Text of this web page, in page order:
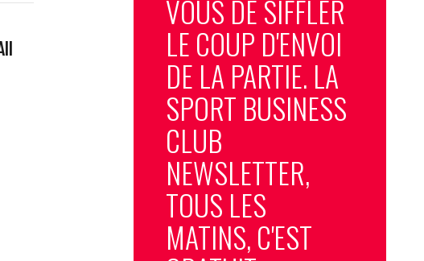
VOUS DE SIFFLER
LE COUP D'ENVOI
DE LA PARTIE. LA
SPORT BUSINESS
CLUB
NEWSLETTER,
TOUS LES
MATINS, C'EST